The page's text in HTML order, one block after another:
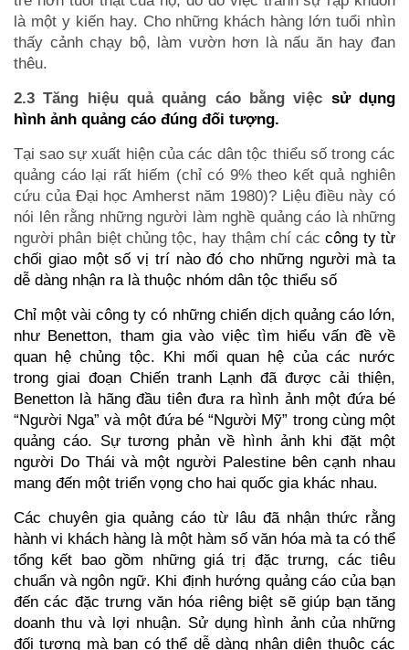
là một y kiến hay. Cho những khách hàng lớn tuổi nhìn
thấy cảnh chạy bộ, làm vườn hơn là nấu ăn hay đan
thêu.
2.3 Tăng hiệu quả quảng cáo bằng việc sử dụng
hình ảnh quảng cáo đúng đối tượng.
Tại sao sự xuất hiện của các dân tộc thiểu số trong các
quảng cáo lại rất hiếm (chỉ có 9% theo kết quả nghiên
cứu của Đại học Amherst năm 1980)? Liệu điều này có
nói lên rằng những người làm nghề quảng cáo là những
người phân biệt chủng tộc, hay thậm chí cáccông ty từ
chối giao một số vị trí nào đó cho những người mà ta
dễ dàng nhận ra là thuộc nhóm dân tộc thiểu số
Chỉ một vài công ty có những chiến dịch quảng cáo lớn,
như Benetton, tham gia vào việc tìm hiểu vấn đề về
quan hệ chủng tộc. Khi mối quan hệ của các nước
trong giai đoạn Chiến tranh Lạnh đã được cải thiện,
Benetton là hãng đầu tiên đưa ra hình ảnh một đứa bé
“Người Nga” và một đứa bé “Người Mỹ” trong cùng một
quảng cáo. Sự tương phản về hình ảnh khi đặt một
người Do Thái và một người Palestine bên cạnh nhau
mang đến một triển vọng cho hai quốc gia khác nhau.
Các chuyên gia quảng cáo từ lâu đã nhận thức rằng
hành vi khách hàng là một hàm số văn hóa mà ta có thể
tổng kết bao gồm những giá trị đặc trưng, các tiêu
chuẩn và ngôn ngữ. Khi định hướng quảng cáo của bạn
đến các đặc trưng văn hóa riêng biệt sẽ giúp bạn tăng
doanh thu và lợi nhuận. Sử dụng hình ảnh của những
đối tượng mà bạn có thể dễ dàng nhận diện thuộc các